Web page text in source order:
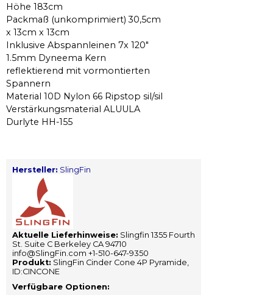
Höhe 183cm
Packmaß (unkomprimiert) 30,5cm
x 13cm x 13cm
Inklusive Abspannleinen 7x 120"
1.5mm Dyneema Kern
reflektierend mit vormontierten
Spannern
Material 10D Nylon 66 Ripstop sil/sil
Verstärkungsmaterial ALUULA
Durlyte HH-155
Hersteller: SlingFin
Aktuelle Lieferhinweise: Slingfin 1355 Fourth
St. Suite C Berkeley CA 94710
info@SlingFin.com +1-510-647-9350
Produkt: SlingFin Cinder Cone 4P Pyramide,
ID:CINCONE
Verfügbare Optionen: